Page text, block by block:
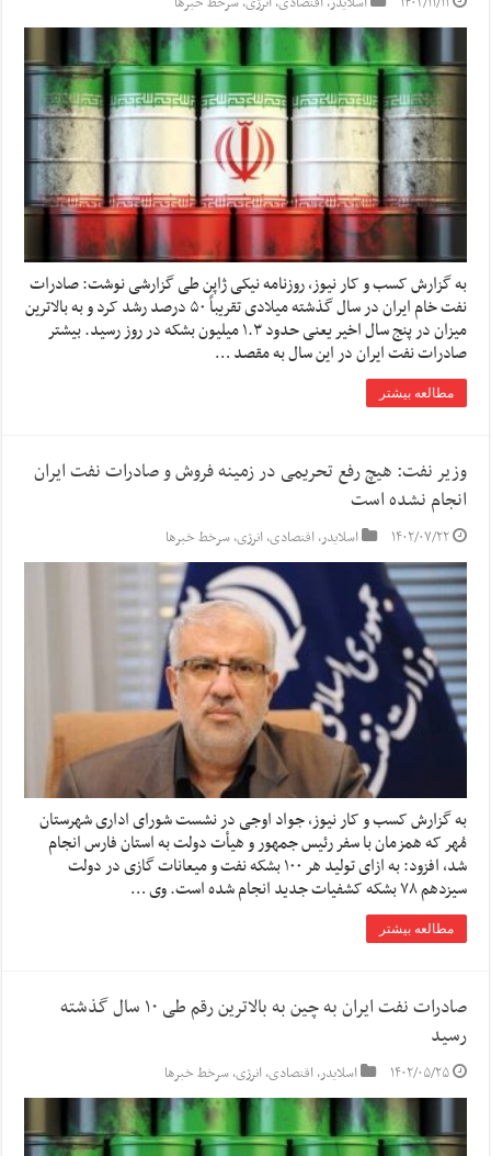
به گزارش کسب و کار نیوز، روزنامه نیکی ژاپن طی گزارشی نوشت: صادرات
نفت خام ایران در سال گذشته میلادی تقریباً ۵۰ درصد رشد کرد و به بالاترین
میزان در پنج سال اخیر یعنی حدود ۱.۳ میلیون بشکه در روز رسید. بیشتر
صادرات نفت ایران در این سال به مقصد …
مطالعه بیشتر
وزیر نفت: هیچ رفع تحریمی در زمینه فروش و صادرات نفت ایران
انجام نشده است
۱۴۰۲/۰۷/۲۲ اسلایدر,اقتصادی,انرژی,سرخط خبرها
به گزارش کسب و کار نیوز، جواد اوجی در نشست شورای اداری شهرستان
مُهر که همزمان با سفر رئیس جمهور و هیأت دولت به استان فارس انجام
شد، افزود: به ازای تولید هر ۱۰۰ بشکه نفت و میعانات گازی در دولت
سیزدهم ۷۸ بشکه کشفیات جدید انجام شده است. وی …
مطالعه بیشتر
صادرات نفت ایران به چین به بالاترین رقم طی ۱۰ سال گذشته
رسید
۱۴۰۲/۰۵/۲۵ اسلایدر,اقتصادی,انرژی,سرخط خبرها